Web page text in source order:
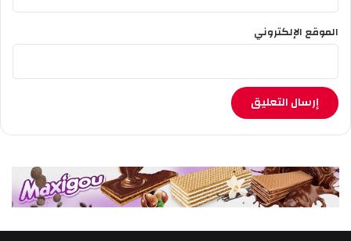
الموقع الإلكتروني